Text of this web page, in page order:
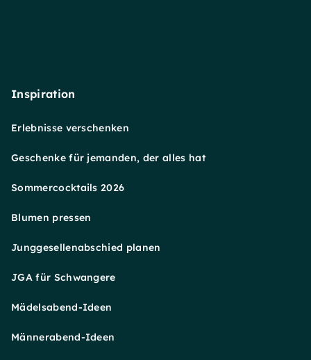
Inspiration
Erlebnisse verschenken
Geschenke für jemanden, der alles hat
Sommercocktails 2026
Blumen pressen
Junggesellenabschied planen
JGA für Schwangere
Mädelsabend-Ideen
Männerabend-Ideen